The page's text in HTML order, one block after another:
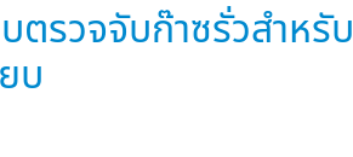
ตรวจจับก๊าซรั่วสำ
บ